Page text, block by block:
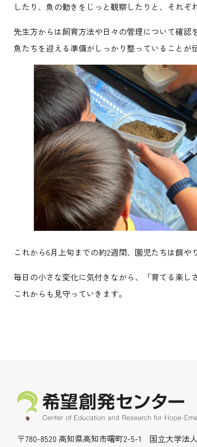
したり、魚の動きをじっと観察したりと、それぞ
先生方からは飼育方法や日々の管理について確認
魚たちを迎える準備がしっかり整っていることが
これから6月上旬までの約2週間、園児たちは餌や
毎日の小さな変化に気付きながら、「育てる楽し
これからも見守っていきます。
〒780-8520 高知県高知市曙町2-5-1 国立大学法